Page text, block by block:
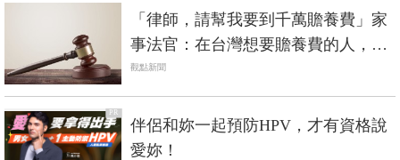
「律師，請幫我要到千萬贍養費」家
事法官：在台灣想要贍養費的人，走
完法院10個有9個會失望
觀點新聞
PR
伴侶和妳一起預防HPV，才有資格說
愛妳！